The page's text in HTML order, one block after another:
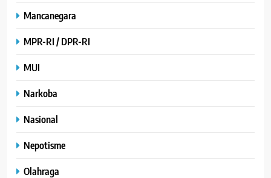
Mancanegara
MPR-RI / DPR-RI
MUI
Narkoba
Nasional
Nepotisme
Olahraga